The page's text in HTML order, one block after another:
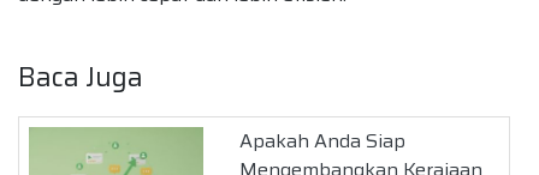
Baca Juga
Apakah Anda Siap